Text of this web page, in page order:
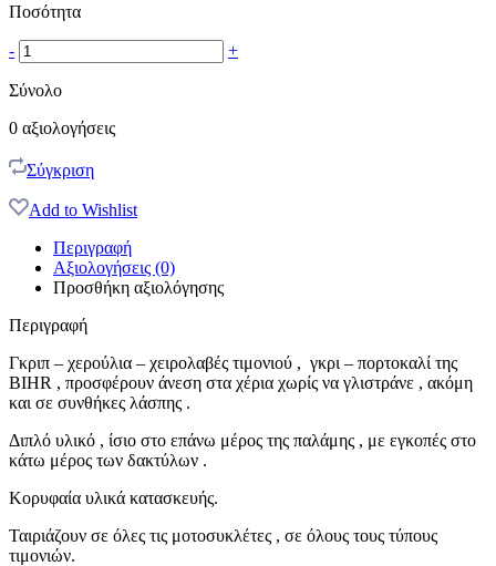
Ποσότητα
- +
Σύνολο
0 αξιολογήσεις
Σύγκριση
Add to Wishlist
Περιγραφή
Αξιολογήσεις (0)
Προσθήκη αξιολόγησης
Περιγραφή
Γκριπ – χερούλια – χειρολαβές τιμονιού , γκρι – πορτοκαλί της
BIHR , προσφέρουν άνεση στα χέρια χωρίς να γλιστράνε , ακόμη
και σε συνθήκες λάσπης .
Διπλό υλικό , ίσιο στο επάνω μέρος της παλάμης , με εγκοπές στο
κάτω μέρος των δακτύλων .
Κορυφαία υλικά κατασκευής.
Ταιριάζουν σε όλες τις μοτοσυκλέτες , σε όλους τους τύπους
τιμονιών.